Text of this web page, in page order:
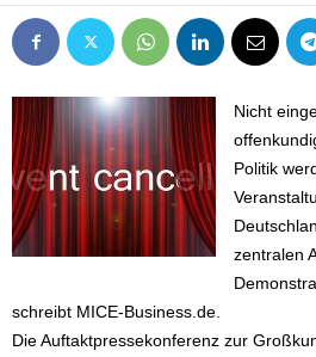
Nicht
Politik
zentralen
schreibt MICE-Business.de.
Die Auftaktpressekonferenz zur